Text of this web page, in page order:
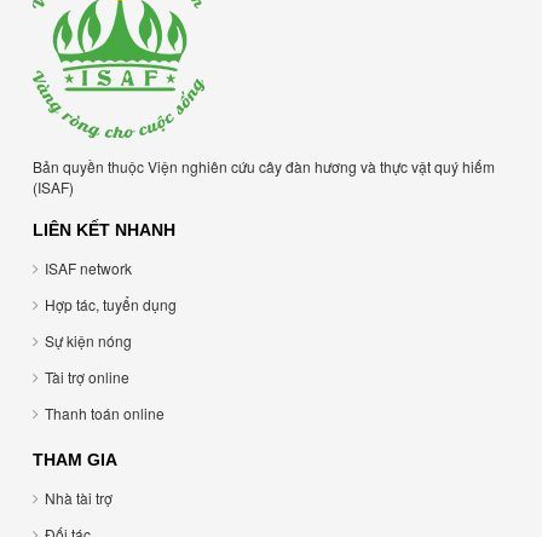
Bản quyền thuộc Viện nghiên cứu cây đàn hương và thực vật quý hiếm
(ISAF)
LIÊN KẾT NHANH
ISAF network
Hợp tác, tuyển dụng
Sự kiện nóng
Tài trợ online
Thanh toán online
THAM GIA
Nhà tài trợ